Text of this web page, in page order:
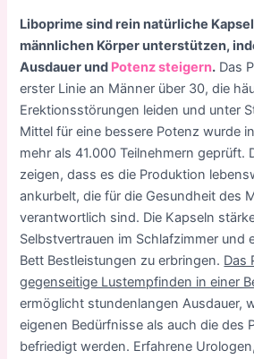
Liboprime sind rein natürliche
männlichen Körper unterstützen,
Ausdauer und Potenz steigern. Das
erster Linie an Männer über 30, die
Erektionsstörungen leiden und unter
Mittel für eine bessere Potenz wurde
mehr als 41.000 Teilnehmern geprüft.
zeigen, dass es die Produktion
ankurbelt, die für die Gesundheit des
verantwortlich sind. Die Kapseln
Selbstvertrauen im Schlafzimmer und
Bett Bestleistungen zu erbringen. Das
gegenseitige Lustempfinden in einer
ermöglicht stundenlangen Ausdauer,
eigenen Bedürfnisse als auch die des
befriedigt werden. Erfahrene